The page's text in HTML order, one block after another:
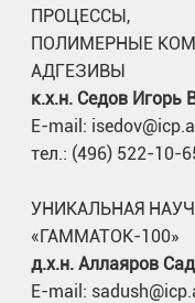
ПРОЦЕССЫ,
ПОЛИМЕРНЫЕ
АДГЕЗИВЫ
к.х.н. Седов Игорь
E-mail:
тел.: (496) 522-10-
УНИКАЛЬНАЯ
«ГАММАТОК-100»
д.х.н. Аллаяров
E-mail: